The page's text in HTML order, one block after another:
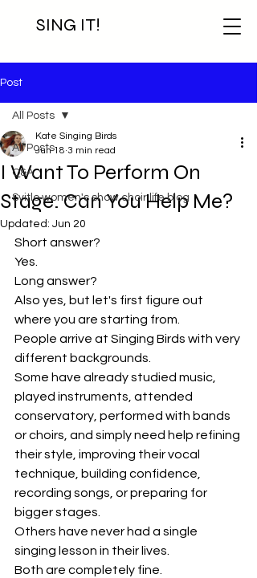
SING IT!
Post
All Posts
Q&A
Svitlo women's show choir life blog
All Posts
I Want To Perform On
Stage. Can You Help Me?
Kate Singing Birds
Jun 18 3 min read
Updated: Jun 20
Short answer?
Yes.
Long answer?
Also yes, but let's first figure out
where you are starting from.
People arrive at Singing Birds with very
different backgrounds.
Some have already studied music,
played instruments, attended
conservatory, performed with bands
or choirs, and simply need help refining
their style, improving their vocal
technique, building confidence,
recording songs, or preparing for
bigger stages.
Others have never had a single
singing lesson in their lives.
Both are completely fine.